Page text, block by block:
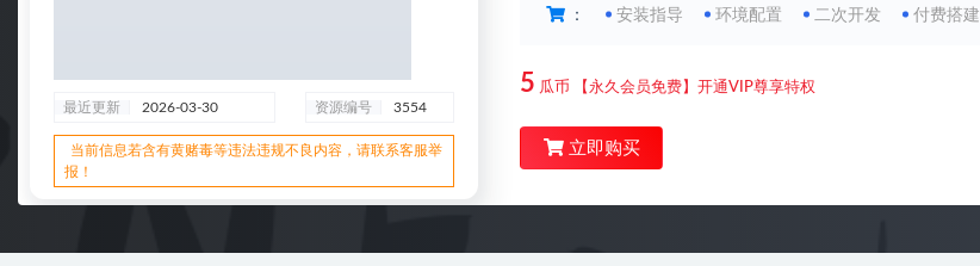
最近更新 2026-03-30 资源编号 3554
当前信息若含有黄赌毒等违法违规不良内容，请联系客服举
报！
： 安装指导 环境配置 二次开发 付费搭建
5 瓜币 【永久会员免费】开通VIP尊享特权
立即购买